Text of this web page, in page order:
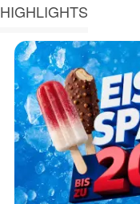
HIGHLIGHTS